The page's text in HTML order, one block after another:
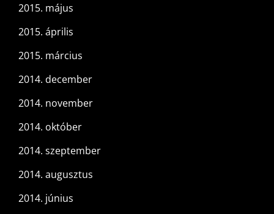
2015. május
2015. április
2015. március
2014. december
2014. november
2014. október
2014. szeptember
2014. augusztus
2014. június